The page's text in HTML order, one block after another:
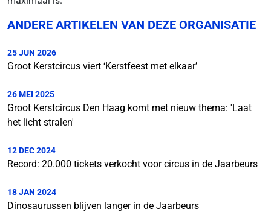
ANDERE ARTIKELEN VAN DEZE ORGANISATIE
25 JUN 2026
Groot Kerstcircus viert ‘Kerstfeest met elkaar’
26 MEI 2025
Groot Kerstcircus Den Haag komt met nieuw thema: 'Laat
het licht stralen'
12 DEC 2024
Record: 20.000 tickets verkocht voor circus in de Jaarbeurs
18 JAN 2024
Dinosaurussen blijven langer in de Jaarbeurs